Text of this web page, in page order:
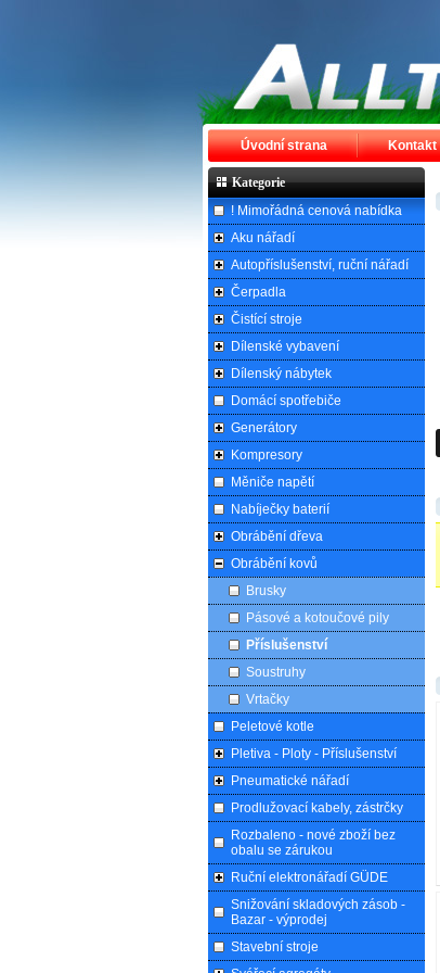
Úvodní strana Kontakt
Kategorie
! Mimořádná cenová nabídka
Aku nářadí
Autopříslušenství, ruční nářadí
Čerpadla
Čistící stroje
Dílenské vybavení
Dílenský nábytek
Domácí spotřebiče
Generátory
Kompresory
Měniče napětí
Nabíječky baterií
Obrábění dřeva
Obrábění kovů
Brusky
Pásové a kotoučové pily
Příslušenství
Soustruhy
Vrtačky
Peletové kotle
Pletiva - Ploty - Příslušenství
Pneumatické nářadí
Prodlužovací kabely, zástrčky
Rozbaleno - nové zboží bez
obalu se zárukou
Ruční elektronářadí GÜDE
Snižování skladových zásob -
Bazar - výprodej
Stavební stroje